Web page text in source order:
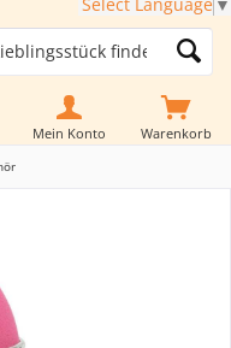
Warenkorb
Mein Konto